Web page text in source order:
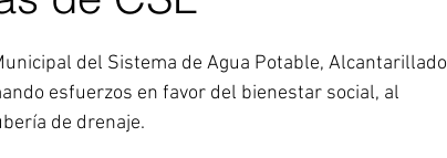
del Sistema de Agua Potable, Alcantarillado
esfuerzos en favor del bienestar social, al
de drenaje.